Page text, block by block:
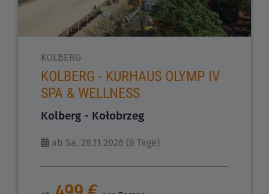
KOLBERG
KOLBERG - KURHAUS OLYMP IV
SPA & WELLNESS
Kolberg - Kołobrzeg
ab Sa. 28.11.2026 (8 Tage)